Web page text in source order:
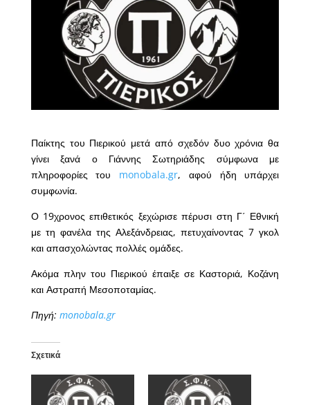
Παίκτης του Πιερικού μετά από σχεδόν δυο χρόνια θα
γίνει ξανά ο Γιάννης Σωτηριάδης σύμφωνα με
πληροφορίες του monobala.gr, αφού ήδη υπάρχει
συμφωνία.
Ο 19χρονος επιθετικός ξεχώρισε πέρυσι στη Γ΄ Εθνική
με τη φανέλα της Αλεξάνδρειας, πετυχαίνοντας 7 γκολ
και απασχολώντας πολλές ομάδες.
Ακόμα πλην του Πιερικού έπαιξε σε Καστοριά, Κοζάνη
και Αστραπή Μεσοποταμίας.
Πηγή: monobala.gr
Σχετικά